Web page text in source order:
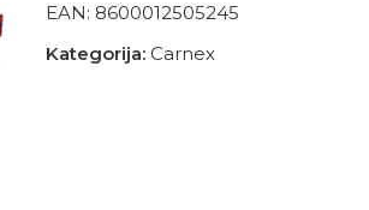
EAN: 8600012505245
Kategorija: Carnex